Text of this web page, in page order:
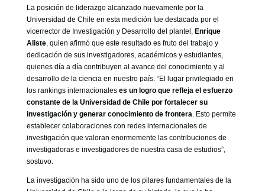
La posición de liderazgo alcanzado nuevamente por la
Universidad de Chile en esta medición fue destacada por el
vicerrector de Investigación y Desarrollo del plantel, Enrique
Aliste, quien afirmó que este resultado es fruto del trabajo y
dedicación de sus investigadores, académicos y estudiantes,
quienes día a día contribuyen al avance del conocimiento y al
desarrollo de la ciencia en nuestro país. “El lugar privilegiado en
los rankings internacionales es un logro que refleja el esfuerzo
constante de la Universidad de Chile por fortalecer su
investigación y generar conocimiento de frontera. Esto permite
establecer colaboraciones con redes internacionales de
investigación que valoran enormemente las contribuciones de
investigadoras e investigadores de nuestra casa de estudios”,
sostuvo.
La investigación ha sido uno de los pilares fundamentales de la